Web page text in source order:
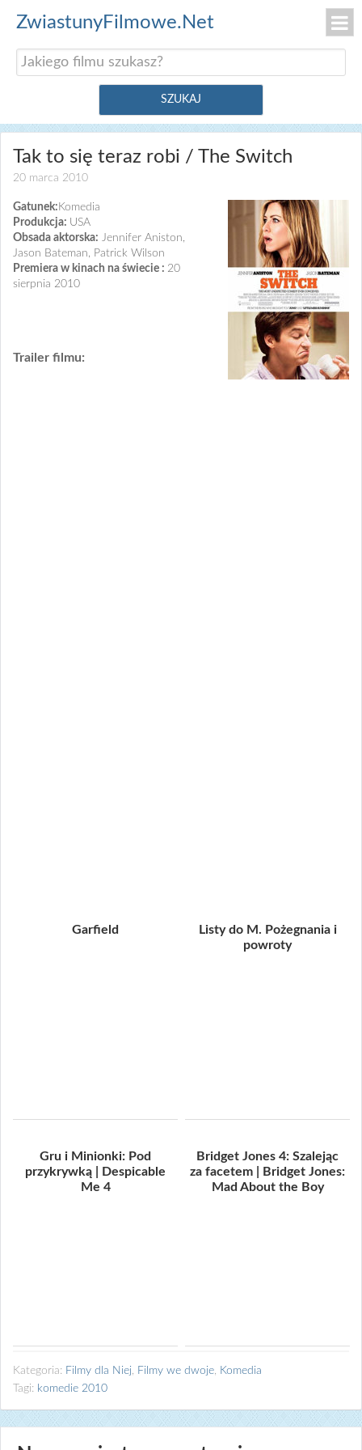
ZwiastunyFilmowe.Net
Tak to się teraz robi / The Switch
20 marca 2010
Gatunek: Komedia
Produkcja: USA
Obsada aktorska: Jennifer Aniston,
Jason Bateman, Patrick Wilson
Premiera w kinach na świecie : 20
sierpnia 2010
Trailer filmu:
Garfield
Listy do M. Pożegnania i
powroty
Gru i Minionki: Pod
przykrywką | Despicable
Me 4
Bridget Jones 4: Szalejąc
za facetem | Bridget Jones:
Mad About the Boy
Kategoria: Filmy dla Niej, Filmy we dwoje, Komedia
Tagi: komedie 2010